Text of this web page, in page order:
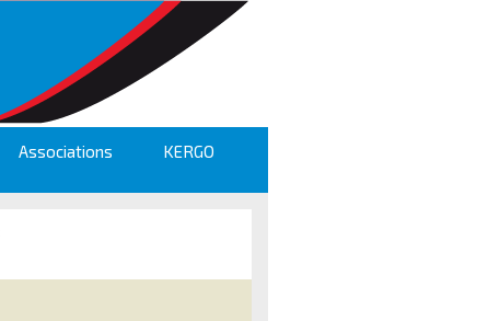
Associations KERGO